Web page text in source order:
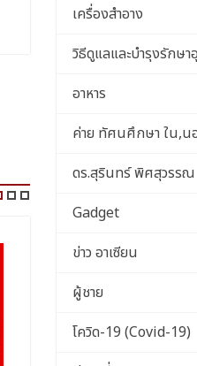
เครื่องสำอาง
วิธีดูแลและบำรุงรักษ
อาหาร
ค่าย ทัศนศึกษา ใน,น
ดร.สุรินทร์ พิศสุวรรณ
Gadget
ข่าว อาเซียน
ผู้ชาย
โควิด-19 (Covid-19)